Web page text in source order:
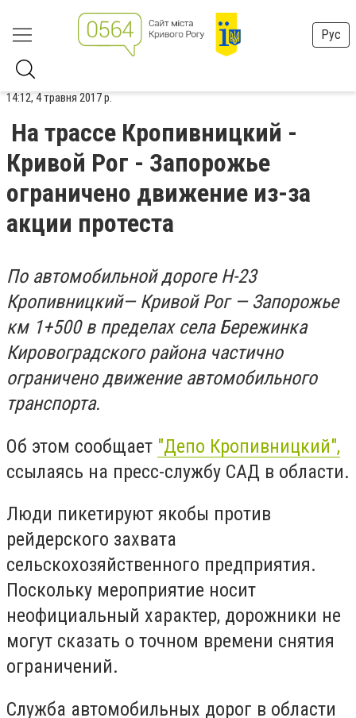
Рус
14:12, 4 травня 2017 р.
На трассе Кропивницкий -
Кривой Рог - Запорожье
ограничено движение из-за
акции протеста
По автомобильной дороге Н-23
Кропивницкий— Кривой Рог — Запорожье
км 1+500 в пределах села Бережинка
Кировоградского района частично
ограничено движение автомобильного
транспорта.
Об этом сообщает "Депо Кропивницкий",
ссылаясь на пресс-службу САД в области.
Люди пикетируют якобы против
рейдерского захвата
сельскохозяйственного предприятия.
Поскольку мероприятие носит
неофициальный характер, дорожники не
могут сказать о точном времени снятия
ограничений.
Служба автомобильных дорог в области